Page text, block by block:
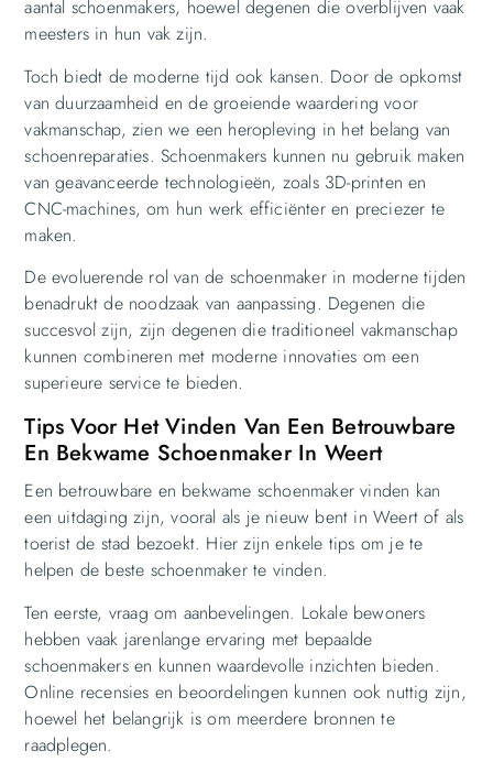
aantal schoenmakers, hoewel degenen die overblijven vaak
meesters in hun vak zijn.
Toch biedt de moderne tijd ook kansen. Door de opkomst
van duurzaamheid en de groeiende waardering voor
vakmanschap, zien we een heropleving in het belang van
schoenreparaties. Schoenmakers kunnen nu gebruik maken
van geavanceerde technologieën, zoals 3D-printen en
CNC-machines, om hun werk efficiënter en preciezer te
maken.
De evoluerende rol van de schoenmaker in moderne tijden
benadrukt de noodzaak van aanpassing. Degenen die
succesvol zijn, zijn degenen die traditioneel vakmanschap
kunnen combineren met moderne innovaties om een
superieure service te bieden.
Tips Voor Het Vinden Van Een Betrouwbare
En Bekwame Schoenmaker In Weert
Een betrouwbare en bekwame schoenmaker vinden kan
een uitdaging zijn, vooral als je nieuw bent in Weert of als
toerist de stad bezoekt. Hier zijn enkele tips om je te
helpen de beste schoenmaker te vinden.
Ten eerste, vraag om aanbevelingen. Lokale bewoners
hebben vaak jarenlange ervaring met bepaalde
schoenmakers en kunnen waardevolle inzichten bieden.
Online recensies en beoordelingen kunnen ook nuttig zijn,
hoewel het belangrijk is om meerdere bronnen te
raadplegen.